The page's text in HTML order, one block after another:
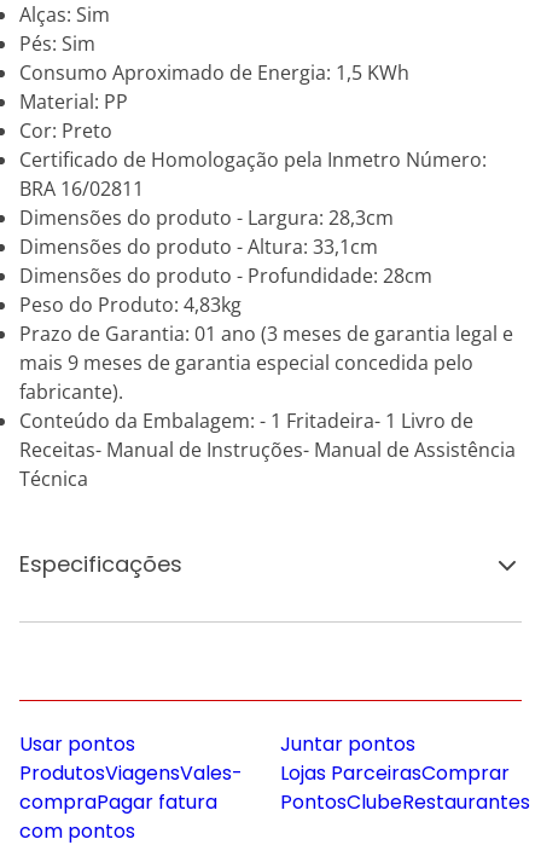
Alças: Sim
Pés: Sim
Consumo Aproximado de Energia: 1,5 KWh
Material: PP
Cor: Preto
Certificado de Homologação pela Inmetro Número:
BRA 16/02811
Dimensões do produto - Largura: 28,3cm
Dimensões do produto - Altura: 33,1cm
Dimensões do produto - Profundidade: 28cm
Peso do Produto: 4,83kg
Prazo de Garantia: 01 ano (3 meses de garantia legal e
mais 9 meses de garantia especial concedida pelo
fabricante).
Conteúdo da Embalagem: - 1 Fritadeira- 1 Livro de
Receitas- Manual de Instruções- Manual de Assistência
Técnica
Especificações
Usar pontos
ProdutosViagensVales-
compraPagar fatura
com pontos
Juntar pontos
Lojas ParceirasComprar
PontosClubeRestaurantes